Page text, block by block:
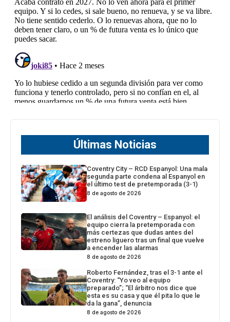
Últimas Noticias
Coventry City – RCD Espanyol: Una mala
segunda parte condena al Espanyol en
el último test de pretemporada (3-1)
8 de agosto de 2026
El análisis del Coventry – Espanyol: el
equipo cierra la pretemporada con
más certezas que dudas antes del
estreno liguero tras un final que vuelve
a encender las alarmas
8 de agosto de 2026
Roberto Fernández, tras el 3-1 ante el
Coventry: “Yo veo al equipo
preparado”; “El árbitro nos dice que
esta es su casa y que él pita lo que le
da la gana”, denuncia
8 de agosto de 2026